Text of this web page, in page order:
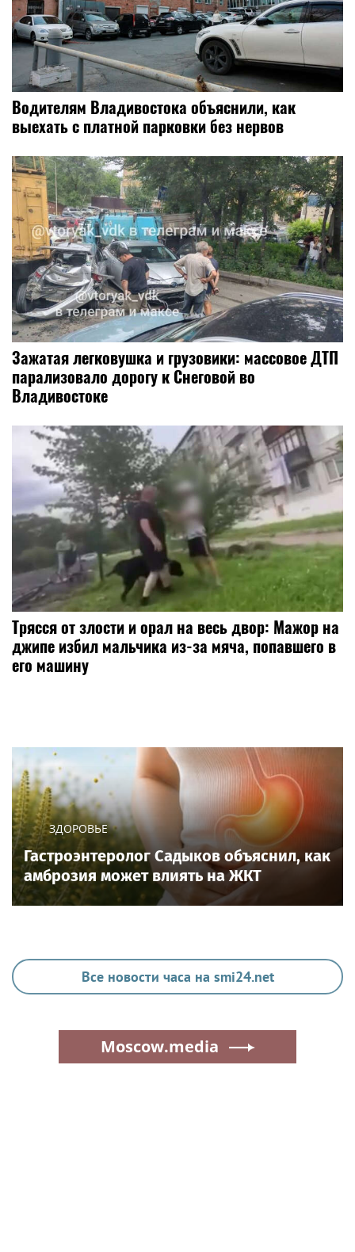
Водителям Владивостока объяснили, как
выехать с платной парковки без нервов
Зажатая легковушка и грузовики: массовое ДТП
парализовало дорогу к Снеговой во
Владивостоке
Трясся от злости и орал на весь двор: Мажор на
джипе избил мальчика из-за мяча, попавшего в
его машину
ЗДОРОВЬЕ
Гастроэнтеролог Садыков объяснил, как
амброзия может влиять на ЖКТ
Все новости часа на smi24.net
Moscow.media